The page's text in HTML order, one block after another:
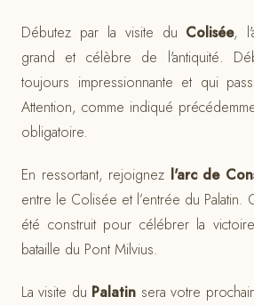
Débutez par la visite du Colisée,
grand et célèbre de l'antiquité.
toujours impressionnante et qui
Attention, comme indiqué
obligatoire.
En ressortant, rejoignez l'arc de
entre le Colisée et l’entrée du Palatin.
été construit pour célébrer la
bataille du Pont Milvius.
La visite du Palatin sera votre